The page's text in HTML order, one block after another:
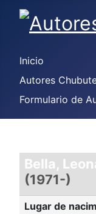
Inicio
Autores
Formulario de
Bella,
(1971-)
Lugar de